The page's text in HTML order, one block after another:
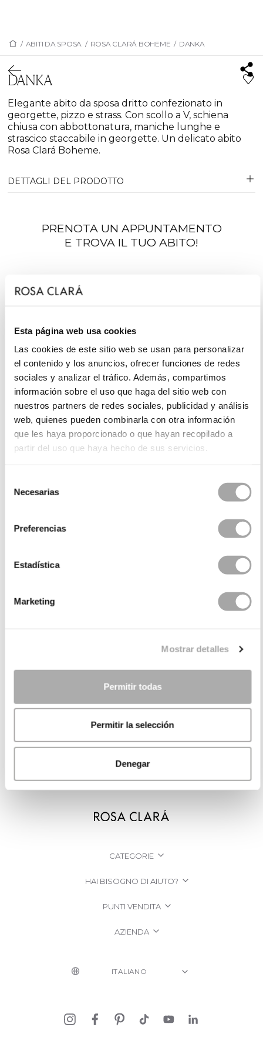
Esta página web usa cookies
Las cookies de este sitio web se usan para personalizar
el contenido y los anuncios, ofrecer funciones de redes
sociales y analizar el tráfico. Además, compartimos
información sobre el uso que haga del sitio web con
nuestros partners de redes sociales, publicidad y análisis
web, quienes pueden combinarla con otra información
que les haya proporcionado o que hayan recopilado a
partir del uso que haya hecho de sus servicios.
Necesarias
Preferencias
Estadística
Marketing
Mostrar detalles
Permitir todas
Permitir la selección
Denegar
/ ABITI DA SPOSA / ROSA CLARÁ BOHEME / DANKA
DANKA
Elegante abito da sposa dritto confezionato in
georgette, pizzo e strass. Con scollo a V, schiena
chiusa con abbottonatura, maniche lunghe e
strascico staccabile in georgette. Un delicato abito
Rosa Clará Boheme.
DETTAGLI DEL PRODOTTO
PRENOTA UN APPUNTAMENTO
E TROVA IL TUO ABITO!
CATEGORIE
HAI BISOGNO DI AIUTO?
PUNTI VENDITA
AZIENDA